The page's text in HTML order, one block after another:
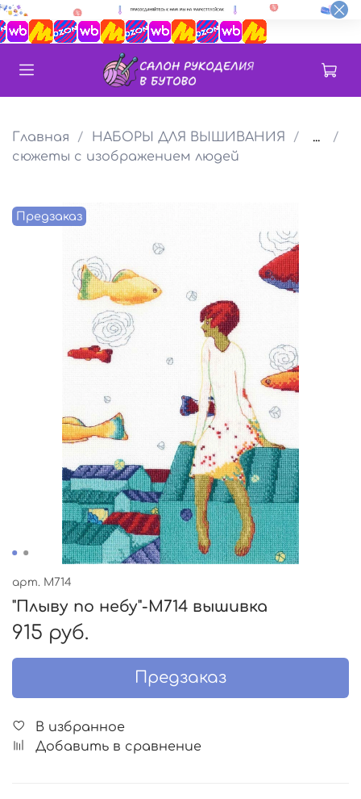
Главная НАБОРЫ ДЛЯ ВЫШИВАНИЯ
...
сюжеты с изображением людей
Предзаказ
арт. M714
"Плыву по небу"-M714 вышивка
915 руб.
Предзаказ
В избранное
Добавить в сравнение